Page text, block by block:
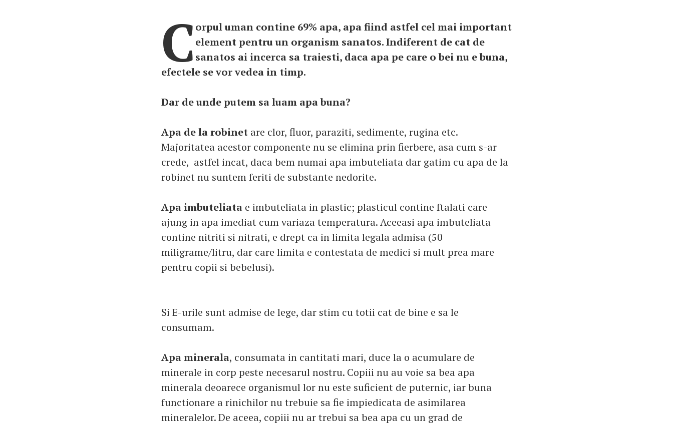
C orpul uman contine 69% apa, apa fiind astfel cel mai important
element pentru un organism sanatos. Indiferent de cat de
sanatos ai incerca sa traiesti, daca apa pe care o bei nu e buna,
efectele se vor vedea in timp.
Dar de unde putem sa luam apa buna?
Apa de la robinet are clor, fluor, paraziti, sedimente, rugina etc.
Majoritatea acestor componente nu se elimina prin fierbere, asa cum s-ar
crede, astfel incat, daca bem numai apa imbuteliata dar gatim cu apa de la
robinet nu suntem feriti de substante nedorite.
Apa imbuteliata e imbuteliata in plastic; plasticul contine ftalati care
ajung in apa imediat cum variaza temperatura. Aceeasi apa imbuteliata
contine nitriti si nitrati, e drept ca in limita legala admisa (50
miligrame/litru, dar care limita e contestata de medici si mult prea mare
pentru copii si bebelusi).
Si E-urile sunt admise de lege, dar stim cu totii cat de bine e sa le
consumam.
Apa minerala, consumata in cantitati mari, duce la o acumulare de
minerale in corp peste necesarul nostru. Copiii nu au voie sa bea apa
minerala deoarece organismul lor nu este suficient de puternic, iar buna
functionare a rinichilor nu trebuie sa fie impiedicata de asimilarea
mineralelor. De aceea, copiii nu ar trebui sa bea apa cu un grad de